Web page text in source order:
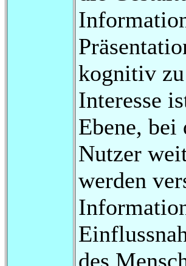
kognitiv zu
Interesse
Ebene,
Nutzer
werden
des